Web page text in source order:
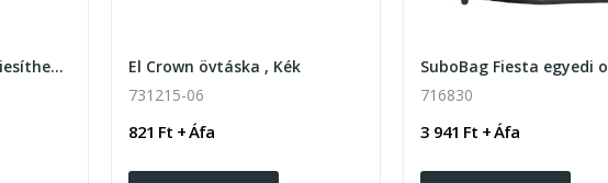
CreaWaist Run egyediesíthető övtáska
El Crown övtáska , Kék
731215-06
821 Ft + Áfa
716830
3 941 Ft + Áfa